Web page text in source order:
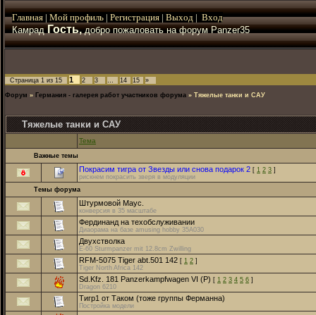
Главная | Мой профиль | Регистрация | Выход | Вход
КамрадГость,добро пожаловать на форум Panzer35
Страница 1 из 15 1 2 3 … 14 15 »
Форум » Германия - галерея работ участников форума » Тяжелые танки и САУ
Тяжелые танки и САУ
Тема
Важные темы
Покрасим тигра от Звезды или снова подарок 2 [ 1 2 3 ]
рискнем покрасить зверя в модуляции
Темы форума
Штурмовой Маус.
конверсия в 35 масштабе
Фердинанд на техобслуживании
Диаорама на базе amusing hobby 35A030
Двухстволка
E-60 Sturmpanzer mit 12.8cm Zwilling
RFM-5075 Tiger abt.501 142 [ 1 2 ]
Tiger North Africa 142
Sd.Kfz. 181 Panzerkampfwagen VI (P) [ 1 2 3 4 5 6 ]
Dragon 6210
Тигр1 от Таком (тоже группы Ферманна)
Постройка модели